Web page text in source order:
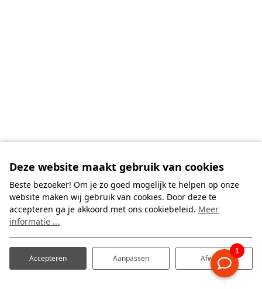
Deze website maakt gebruik van cookies
Beste bezoeker! Om je zo goed mogelijk te helpen op onze
website maken wij gebruik van cookies. Door deze te
accepteren ga je akkoord met ons cookiebeleid. Meer
informatie ...
Accepteren Aanpassen Afwijzen